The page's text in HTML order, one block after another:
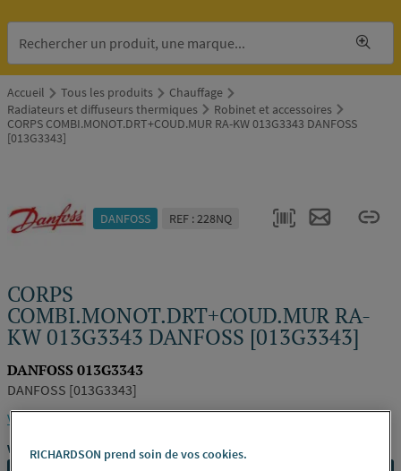
Accueil Tous les produits
Chauffage
Radiateurs et diffuseurs thermiques
Robinet et accessoires
CORPS COMBI.MONOT.DRT+COUD.MUR RA-KW 013G3343 DANFOSS
[013G3343]
DANFOSS REF : 228NQ
CORPS
COMBI.MONOT.DRT+COUD.MUR RA-
KW 013G3343 DANFOSS [013G3343]
DANFOSS 013G3343
DANFOSS [013G3343]
Voir la description complète
Vous avez un projet ?
RICHARDSON prend soin de vos cookies.